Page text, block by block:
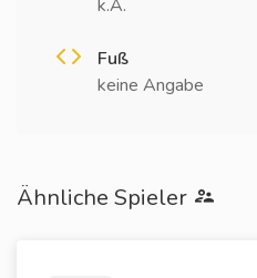
k.A.
Fuß
keine Angabe
Ähnliche Spieler